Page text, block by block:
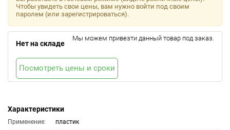
Характеристики
Применение:
пластик
Чтобы увидеть свои цены, вам нужно войти под своим
паролем (или зарегистрироваться).
Нет на складе
Мы можем привезти данный товар под заказ.
Посмотреть цены и сроки